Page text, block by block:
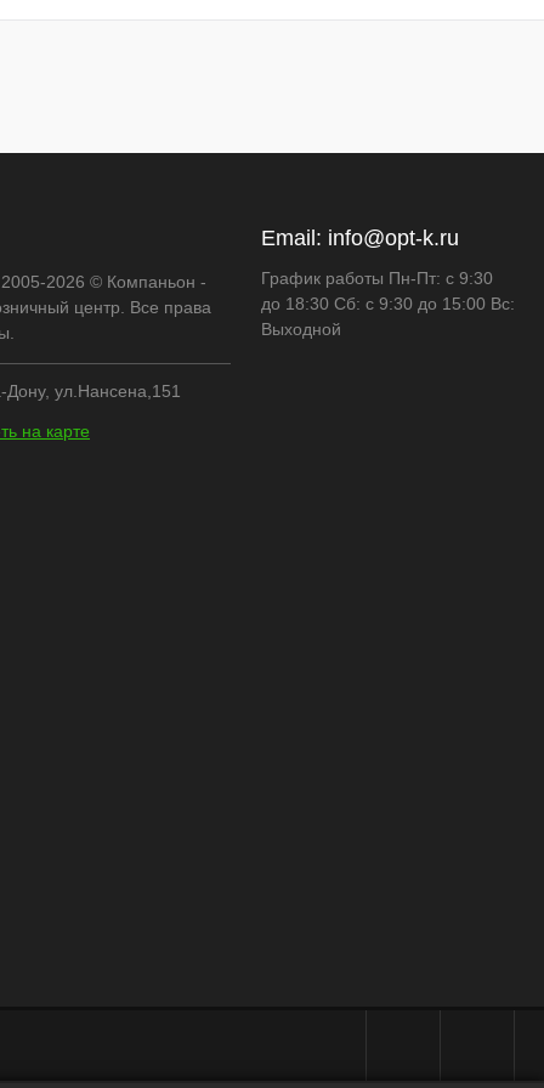
2026 © Компаньон -
центр. Все права
Дону, ул.Нансена,151
на карте
Email: info@opt-k.ru
График работы Пн-Пт: с 9:30
до 18:30 Сб: с 9:30 до 15:00 Вс:
Выходной